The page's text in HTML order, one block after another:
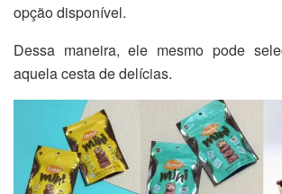
opção disponível.
Dessa maneira, ele mesmo pode
aquela cesta de delícias.